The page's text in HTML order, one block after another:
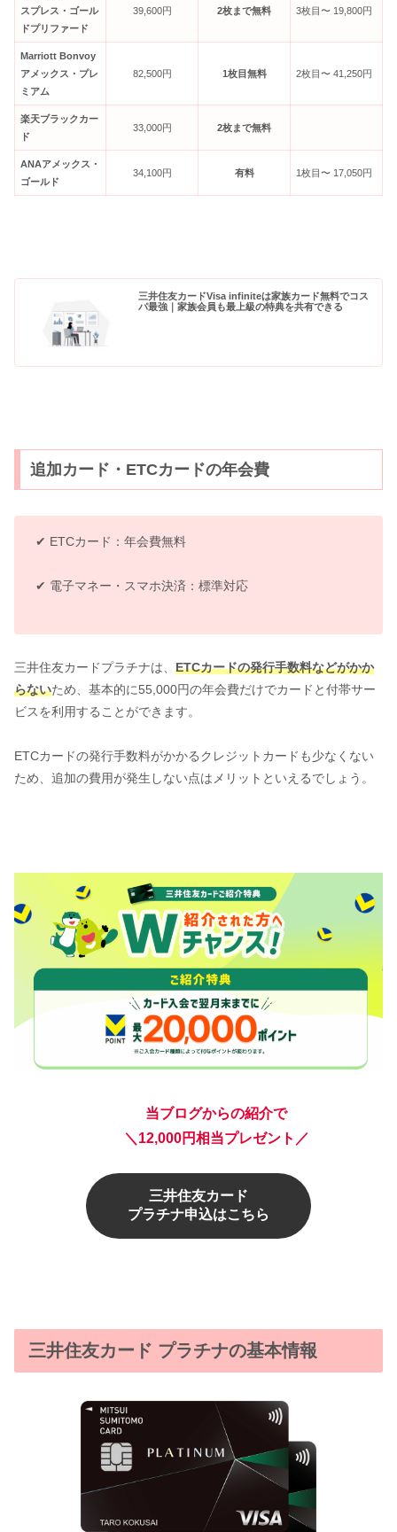
スプレス・ゴール
ドプリファード
39,600円 2枚まで無料 3枚目〜 19,800円
Marriott Bonvoy
アメックス・プレ
ミアム
82,500円 1枚目無料 2枚目〜 41,250円
楽天ブラックカー
ド
33,000円 2枚まで無料
ANAアメックス・
ゴールド
34,100円 有料 1枚目〜 17,050円
三井住友カードVisa infiniteは家族カード無料でコス
パ最強｜家族会員も最上級の特典を共有できる
追加カード・ETCカードの年会費
✔︎ ETCカード：年会費無料
✔︎ 電子マネー・スマホ決済：標準対応
三井住友カードプラチナは、 ETCカードの発行手数料などがかか
らないため、基本的に55,000円の年会費だけでカードと付帯サー
ビスを利用することができます。
ETCカードの発行手数料がかかるクレジットカードも少なくない
ため、追加の費用が発生しない点はメリットといえるでしょう。
当ブログからの紹介で
＼12,000円相当プレゼント／
三井住友カード
プラチナ申込はこちら
三井住友カード プラチナの基本情報